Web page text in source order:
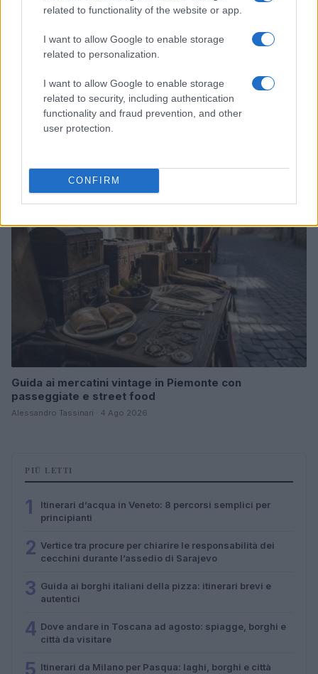
related to functionality of the website or app.
I want to allow Google to enable storage
related to personalization.
I want to allow Google to enable storage
related to security, including authentication
functionality and fraud prevention, and other
user protection.
CONFIRM
Dalla gloria di Coppi al declino attuale: l’allarme per il
ciclismo italiano
FUORI PORTA
Guida ai mercatini vintage in Piemonte con
passeggiate e street food
Alessandro Tassinari · 4 Ago 2026
PIÙ LETTI
1
Itinerari d’acqua in Veneto: 8 percorsi semplici per
principianti
2 Vertice tra procure per chiarire le responsabilità dei
cecchini durante l’assedio di Sarajevo
3 Guida ai borghi italiani della pizza: itinerari brevi e
autentici
4 Dove andare in Toscana ad agosto: spiagge, borghi e
città da visitare
5 Itinerari da Milano per Pasqua: laghi, borghi e città